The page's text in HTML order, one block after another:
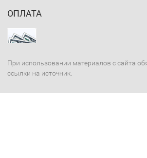
ОПЛАТА
При использовании материалов с сайта
ссылки на источник.